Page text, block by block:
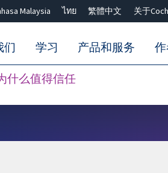
Malaysia ไทย 繁體中文 关于
什么值得信任
们 学习 产品和服务